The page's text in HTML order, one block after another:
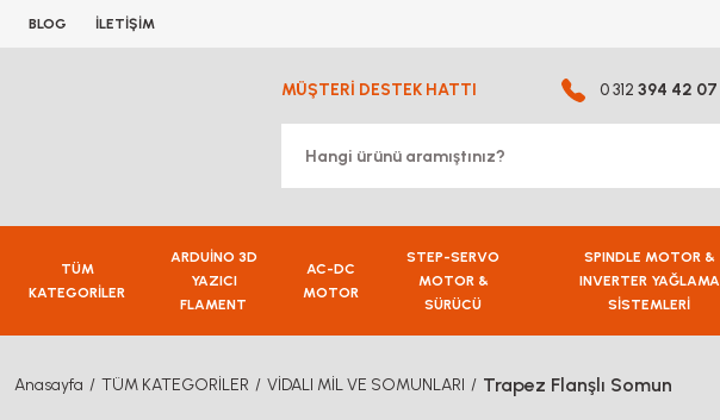
BLOG İLETİŞİM
MÜŞTERİ DESTEK HATTI 0 312 394 42 07
TÜM
KATEGORİLER
ARDUİNO 3D
YAZICI
FLAMENT
AC-DC
MOTOR
STEP-SERVO
MOTOR &
SÜRÜCÜ
SPINDLE MOTOR &
INVERTER YAĞLAMA
SİSTEMLERİ
Anasayfa TÜM KATEGORİLER VİDALI MİL VE SOMUNLARI Trapez Flanşlı Somun